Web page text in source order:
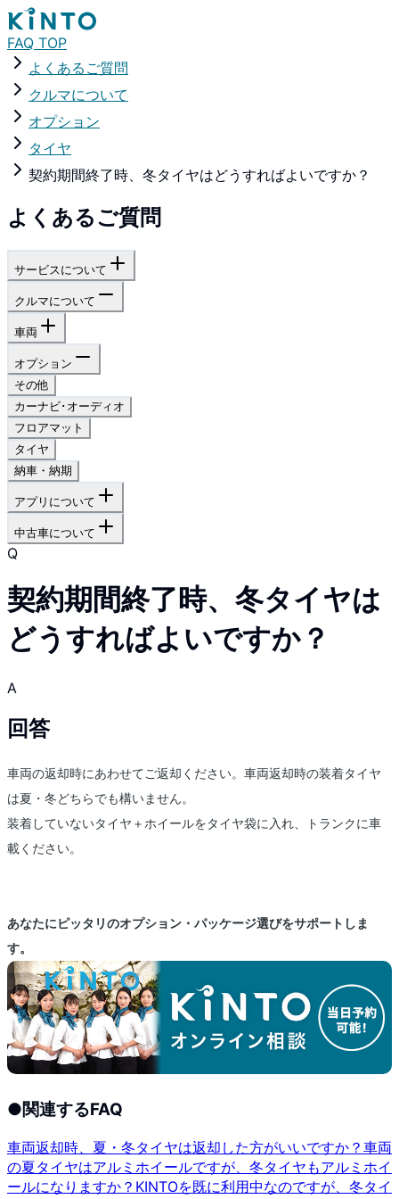
FAQ TOP
よくあるご質問
クルマについて
オプション
タイヤ
契約期間終了時、冬タイヤはどうすればよいですか？
よくあるご質問
サービスについて
クルマについて
車両
オプション
その他
カーナビ･オーディオ
フロアマット
タイヤ
納車・納期
アプリについて
中古車について
Q
契約期間終了時、冬タイヤは
どうすればよいですか？
A
回答
車両の返却時にあわせてご返却ください。車両返却時の装着タイヤ
は夏・冬どちらでも構いません。
装着していないタイヤ＋ホイールをタイヤ袋に入れ、トランクに車
載ください。
あなたにピッタリのオプション・パッケージ選びをサポートしま
す。
●関連するFAQ
車両返却時、夏・冬タイヤは返却した方がいいですか？ 車両
の夏タイヤはアルミホイールですが、冬タイヤもアルミホイ
ールになりますか？ KINTOを既に利用中なのですが、冬タイ